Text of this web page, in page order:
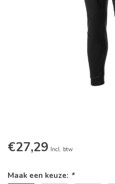
€27,29 Incl. btw
Maak een keuze: *